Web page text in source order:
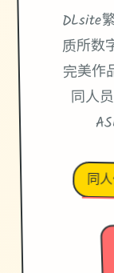
DLsite
质所数
完美作
同人
同